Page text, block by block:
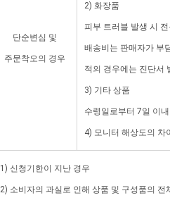
단순변심 및
주문착오의 경우
2) 화장품
피부 트러블 발생 시
배송비는 판매자가 부
적의 경우에는 진단서
3) 기타 상품
수령일로부터 7일 이
4) 모니터 해상도의 차
1) 신청기한이 지난 경우
2) 소비자의 과실로 인해 상품 및 구성품의